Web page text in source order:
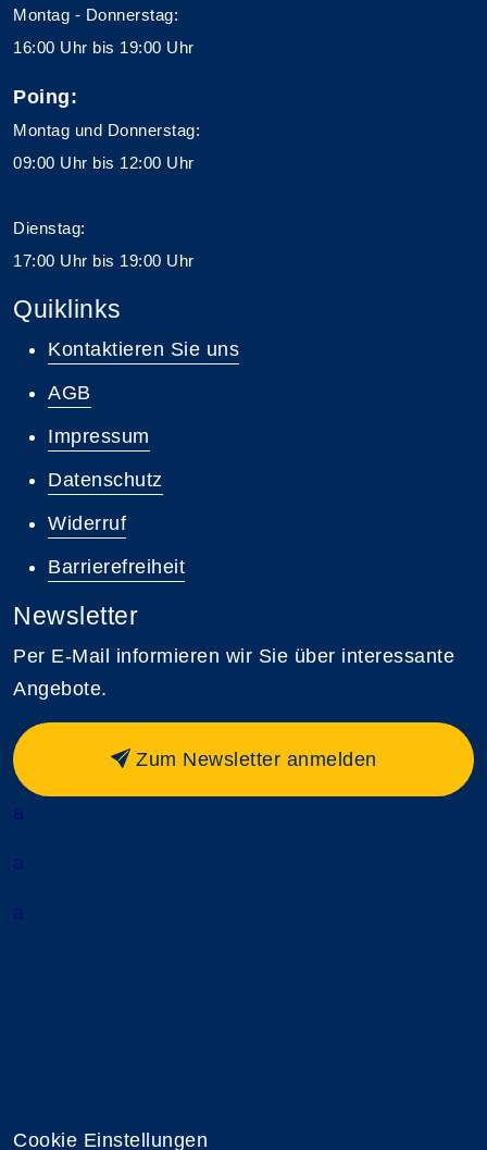
Montag - Donnerstag:
16:00 Uhr bis 19:00 Uhr
Poing:
Montag und Donnerstag:
09:00 Uhr bis 12:00 Uhr
Dienstag:
17:00 Uhr bis 19:00 Uhr
Quiklinks
Kontaktieren Sie uns
AGB
Impressum
Datenschutz
Widerruf
Barrierefreiheit
Newsletter
Per E-Mail informieren wir Sie über interessante
Angebote.
Zum Newsletter anmelden
a
a
a
Cookie Einstellungen